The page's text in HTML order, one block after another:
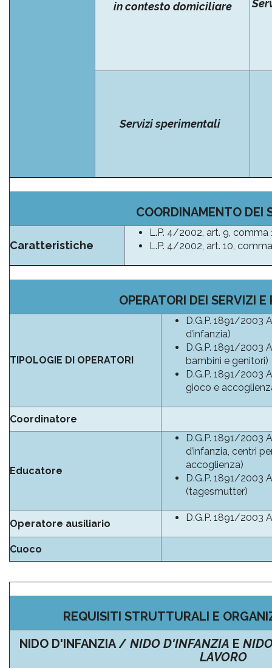
in contesto domiciliare
Servizi sperimentali
COORDINAMENTO DEI
Caratteristiche
L.P. 4/2002, art. 9, comma
L.P. 4/2002, art. 10,
OPERATORI DEI SERVIZI E
TIPOLOGIE DI OPERATORI
D.G.P. 1891/2003
d’infanzia)
D.G.P. 1891/2003
bambini e genitori)
D.G.P. 1891/2003
gioco e
Coordinatore
Educatore
D.G.P. 1891/2003
d’infanzia, centri
accoglienza)
D.G.P. 1891/2003
(tagesmutter)
Operatore ausiliario
D.G.P. 1891/2003
Cuoco
REQUISITI STRUTTURALI E
NIDO D'INFANZIA / NIDO D'INFANZIA E
LAVORO